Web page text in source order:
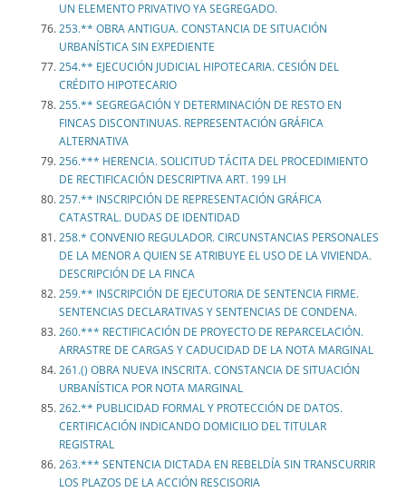
UN ELEMENTO PRIVATIVO YA SEGREGADO.
253.** OBRA ANTIGUA. CONSTANCIA DE SITUACIÓN
URBANÍSTICA SIN EXPEDIENTE
254.** EJECUCIÓN JUDICIAL HIPOTECARIA. CESIÓN DEL
CRÉDITO HIPOTECARIO
255.** SEGREGACIÓN Y DETERMINACIÓN DE RESTO EN
FINCAS DISCONTINUAS. REPRESENTACIÓN GRÁFICA
ALTERNATIVA
256.*** HERENCIA. SOLICITUD TÁCITA DEL PROCEDIMIENTO
DE RECTIFICACIÓN DESCRIPTIVA ART. 199 LH
257.** INSCRIPCIÓN DE REPRESENTACIÓN GRÁFICA
CATASTRAL. DUDAS DE IDENTIDAD
258.* CONVENIO REGULADOR. CIRCUNSTANCIAS PERSONALES
DE LA MENOR A QUIEN SE ATRIBUYE EL USO DE LA VIVIENDA.
DESCRIPCIÓN DE LA FINCA
259.** INSCRIPCIÓN DE EJECUTORIA DE SENTENCIA FIRME.
SENTENCIAS DECLARATIVAS Y SENTENCIAS DE CONDENA.
260.*** RECTIFICACIÓN DE PROYECTO DE REPARCELACIÓN.
ARRASTRE DE CARGAS Y CADUCIDAD DE LA NOTA MARGINAL
261.() OBRA NUEVA INSCRITA. CONSTANCIA DE SITUACIÓN
URBANÍSTICA POR NOTA MARGINAL
262.** PUBLICIDAD FORMAL Y PROTECCIÓN DE DATOS.
CERTIFICACIÓN INDICANDO DOMICILIO DEL TITULAR
REGISTRAL
263.*** SENTENCIA DICTADA EN REBELDÍA SIN TRANSCURRIR
LOS PLAZOS DE LA ACCIÓN RESCISORIA